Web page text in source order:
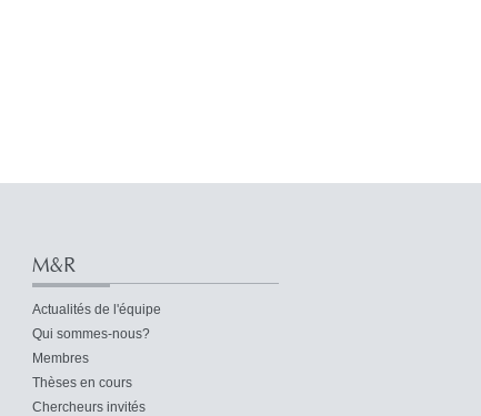
M&R
Actualités de l'équipe
Qui sommes-nous?
Membres
Thèses en cours
Chercheurs invités